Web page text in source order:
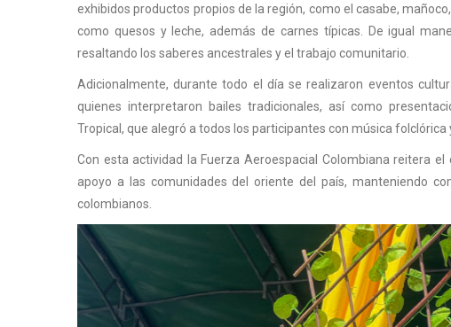
exhibidos productos propios de la región, como el casabe,
como quesos y leche, además de carnes típicas. De igual
resaltando los saberes ancestrales y el trabajo comunitario.
Adicionalmente, durante todo el día se realizaron eventos
quienes interpretaron bailes tradicionales, así como
Tropical, que alegró a todos los participantes con música
Con esta actividad la Fuerza Aeroespacial Colombiana reitera
apoyo a las comunidades del oriente del país, manteniendo
colombianos.